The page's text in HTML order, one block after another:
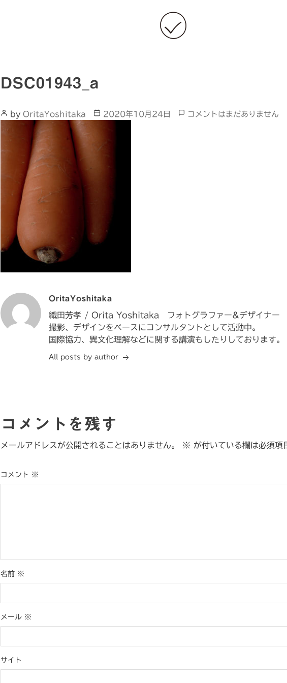
DSC01943_a
PostbyOritaYoshitaka
Post2020年10月24日
DSC01943_a
コメントはまだありません
OritaYoshitaka
織田芳孝 / Orita Yoshitaka フォトグラファー&デザイナー
撮影、デザインをベースにコンサルタントとして活動中。
国際協力、異文化理解などに関する講演もしたりしております。
All posts by author
コメントを残す
メールアドレスが公開されることはありません。 ※ が付いている欄は必須項
コメント ※
名前 ※
メール ※
サイト